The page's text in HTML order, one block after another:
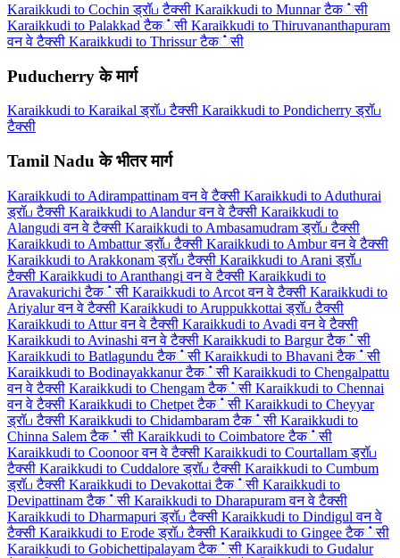
Karaikkudi to Cochin ड्रॉப टैक्सी Karaikkudi to Munnar टैक்सी
Karaikkudi to Palakkad टैक்सी Karaikkudi to Thiruvananthapuram
वन वे टैक्सी Karaikkudi to Thrissur टैक்सी
Puducherry के मार्ग
Karaikkudi to Karaikal ड्रॉப टैक्सी Karaikkudi to Pondicherry ड्रॉப
टैक्सी
Tamil Nadu के भीतर मार्ग
Karaikkudi to Adirampattinam वन वे टैक्सी Karaikkudi to Aduthurai
ड्रॉப टैक्सी Karaikkudi to Alandur वन वे टैक्सी Karaikkudi to
Alangudi वन वे टैक्सी Karaikkudi to Ambasamudram ड्रॉப टैक्सी
Karaikkudi to Ambattur ड्रॉப टैक्सी Karaikkudi to Ambur वन वे टैक्सी
Karaikkudi to Arakkonam ड्रॉப टैक्सी Karaikkudi to Arani ड्रॉப
टैक्सी Karaikkudi to Aranthangi वन वे टैक्सी Karaikkudi to
Aravakurichi टैक்सी Karaikkudi to Arcot वन वे टैक्सी Karaikkudi to
Ariyalur वन वे टैक्सी Karaikkudi to Aruppukkottai ड्रॉப टैक्सी
Karaikkudi to Attur वन वे टैक्सी Karaikkudi to Avadi वन वे टैक्सी
Karaikkudi to Avinashi वन वे टैक्सी Karaikkudi to Bargur टैक்सी
Karaikkudi to Batlagundu टैक்सी Karaikkudi to Bhavani टैक்सी
Karaikkudi to Bodinayakkanur टैक்सी Karaikkudi to Chengalpattu
वन वे टैक्सी Karaikkudi to Chengam टैक்सी Karaikkudi to Chennai
वन वे टैक्सी Karaikkudi to Chetpet टैक்सी Karaikkudi to Cheyyar
ड्रॉப टैक्सी Karaikkudi to Chidambaram टैक்सी Karaikkudi to
Chinna Salem टैक்सी Karaikkudi to Coimbatore टैक்सी
Karaikkudi to Coonoor वन वे टैक्सी Karaikkudi to Courtallam ड्रॉப
टैक्सी Karaikkudi to Cuddalore ड्रॉப टैक्सी Karaikkudi to Cumbum
ड्रॉப टैक्सी Karaikkudi to Devakottai टैक்सी Karaikkudi to
Devipattinam टैक்सी Karaikkudi to Dharapuram वन वे टैक्सी
Karaikkudi to Dharmapuri ड्रॉப टैक्सी Karaikkudi to Dindigul वन वे
टैक्सी Karaikkudi to Erode ड्रॉப टैक्सी Karaikkudi to Gingee टैक்सी
Karaikkudi to Gobichettipalayam टैक்सी Karaikkudi to Gudalur